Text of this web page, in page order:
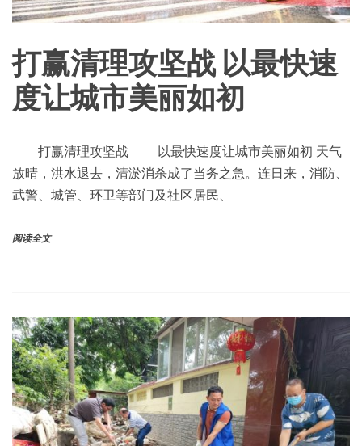
打赢清理攻坚战 以最快速
度让城市美丽如初
打赢清理攻坚战 以最快速度让城市美丽如初 天气
放晴，洪水退去，清淤消杀成了当务之急。连日来，消防、
武警、城管、环卫等部门及社区居民、
阅读全文